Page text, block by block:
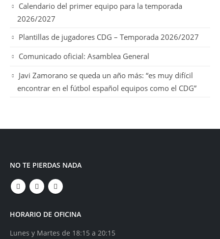
Calendario del primer equipo para la temporada
2026/2027
Plantillas de jugadores CDG – Temporada 2026/2027
Comunicado oficial: Asamblea General
Javi Zamorano se queda un año más: “es muy difícil
encontrar en el fútbol español equipos como el CDG”
NO TE PIERDAS NADA
HORARIO DE OFICINA
Lunes y Martes de 18:15 a 20:15